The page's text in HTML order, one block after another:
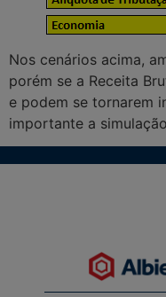
Nos cenários acima,
porém se a Receita
e podem se tornarem
importante a